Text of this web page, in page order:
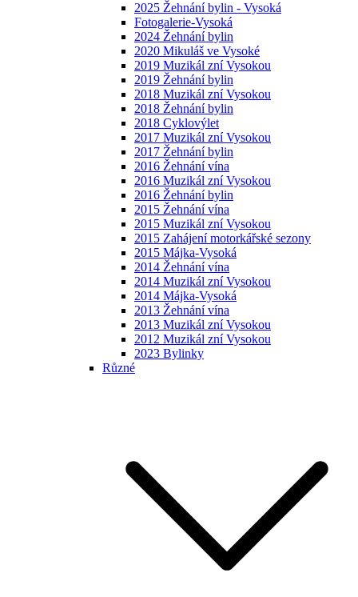
2025 Žehnání bylin - Vysoká
Fotogalerie-Vysoká
2024 Žehnání bylin
2020 Mikuláš ve Vysoké
2019 Muzikál zní Vysokou
2019 Žehnání bylin
2018 Muzikál zní Vysokou
2018 Žehnání bylin
2018 Cyklovýlet
2017 Muzikál zní Vysokou
2017 Žehnání bylin
2016 Žehnání vína
2016 Muzikál zní Vysokou
2016 Žehnání bylin
2015 Žehnání vína
2015 Muzikál zní Vysokou
2015 Zahájení motorkářské sezony
2015 Májka-Vysoká
2014 Žehnání vína
2014 Muzikál zní Vysokou
2014 Májka-Vysoká
2013 Žehnání vína
2013 Muzikál zní Vysokou
2012 Muzikál zní Vysokou
2023 Bylinky
Různé